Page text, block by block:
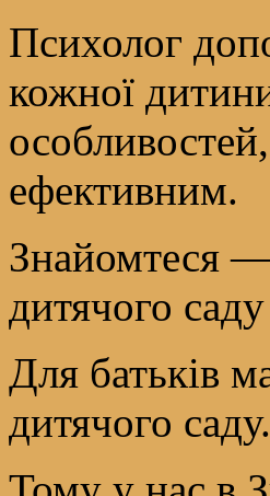
Психолог
кожної
ефективним.
Знайомтеся
дитячого
Для батьків
дитячого саду.